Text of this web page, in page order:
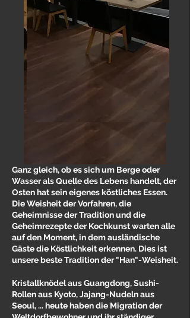
Ganz gleich, ob es sich um Berge oder
Wasser als Quelle des Lebens handelt, der
Osten hat sein eigenes köstliches Essen.
Die Weisheit der Vorfahren, die
Geheimnisse der Tradition und die
Geheimrezepte der Kochkunst warten alle
auf den Moment, in dem ausländische
Gäste die Köstlichkeit erkennen. Dies ist
unsere beste Tradition der "Han"-Weisheit.
Kristallknödel aus Guangdong, Sushi-
Rollen aus Kyoto, Jajang-Nudeln aus
Seoul, ... heute haben die Migration der